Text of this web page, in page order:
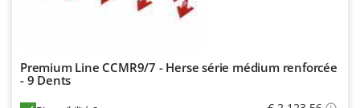
McCulloch
Premium Line CCMR9/7 - Herse série médium renforcée
- 9 Dents